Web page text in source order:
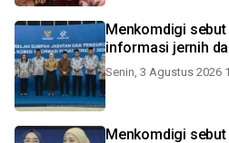
Menkomdigi sebut
informasi jernih
Senin, 3 Agustus 2026
Menkomdigi